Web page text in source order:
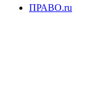
ПРАВО.ru